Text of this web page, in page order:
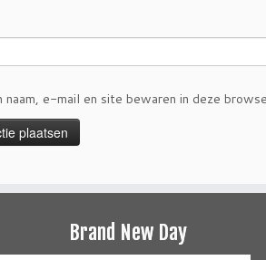
naam, e-mail en site bewaren in deze
Brand New Day